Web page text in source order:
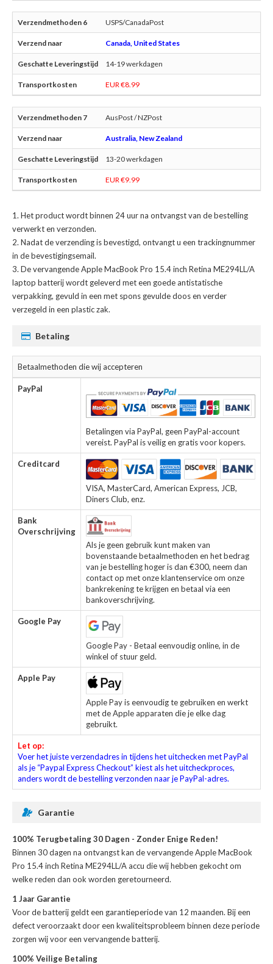
USPS/CanadaPost
Canada, United States
14-19 werkdagen
EUR €8.99
AusPost / NZPost
Australia, New Zealand
13-20 werkdagen
EUR €9.99
Het product wordt binnen 24 uur na ontvangst van de bestelling
verwerkt en verzonden.
Nadat de verzending is bevestigd, ontvangt u een trackingnummer
in de bevestigingsemail.
Devervangende Apple MacBook Pro 15.4 inch Retina ME294LL/A
laptop batterijwordt geleverd met een goede antistatische
verpakking, gevuld in een met spons gevulde doos en verder
verzegeld in een plastic zak.
Betaling
Betaalmethoden die wij accepteren
PayPal
Betalingen via PayPal, geen PayPal-account
vereist. PayPal is veilig en gratis voor kopers.
Creditcard
VISA, MasterCard, American Express, JCB,
Diners Club, enz.
Bank
Overschrijving
Als je geen gebruik kunt maken van
bovenstaande betaalmethoden en het bedrag
van je bestelling hoger is dan €300, neem dan
contact op met onze klantenservice om onze
bankrekening te krijgen en betaal via een
bankoverschrijving.
Google Pay
Google Pay - Betaal eenvoudig online, in de
winkel of stuur geld.
Apple Pay
Apple Pay is eenvoudig te gebruiken en werkt
met de Apple apparaten die je elke dag
gebruikt.
Let op:
Voer het juiste verzendadres in tijdens het uitchecken met PayPal
als je “Paypal Express Checkout” kiest als het uitcheckproces,
anders wordt de bestelling verzonden naar je PayPal-adres.
Garantie
100% Terugbetaling 30 Dagen - Zonder Enige Reden!
Binnen 30 dagen na ontvangst kan devervangende Apple MacBook
Pro 15.4 inch Retina ME294LL/A accu die wij hebben gekocht om
welke reden dan ook worden geretourneerd.
1 Jaar Garantie
Voor debatterij geldt een garantieperiode van 12 maanden. Bij een
defect veroorzaakt door een kwaliteitsprobleem binnen deze periode
zorgen wij voor een vervangende batterij.
100% Veilige Betaling